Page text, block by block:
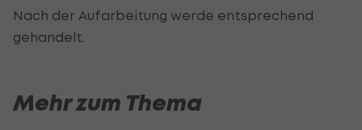
Nach der Aufarbeitung werde entsprechend
gehandelt.
Mehr zum Thema